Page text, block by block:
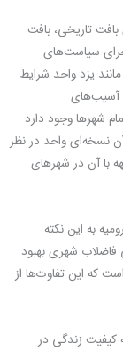
تاریخی، بافت
سیاست‌های
یزد واحد شرایط
آسیب‌های
شهرها وجود دارد
نسخه‌ای واحد در نظر
با آن در شهرهای
به این نکته
شهری بهبود
که این تفاوت‌ها از
کیفیت زندگی در